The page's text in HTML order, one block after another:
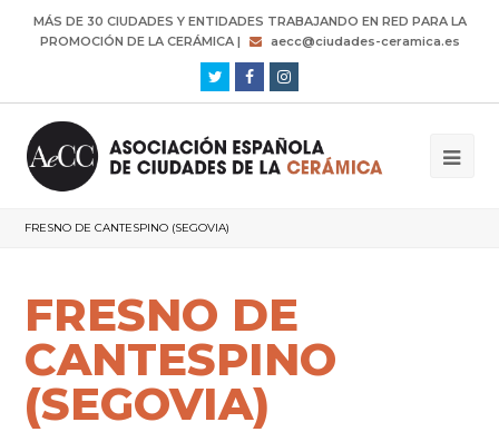
MÁS DE 30 CIUDADES Y ENTIDADES TRABAJANDO EN RED PARA LA
PROMOCIÓN DE LA CERÁMICA |
aecc@ciudades-ceramica.es
Twitter Facebook
FRESNO DE CANTESPINO (SEGOVIA)
FRESNO DE
CANTESPINO
(SEGOVIA)